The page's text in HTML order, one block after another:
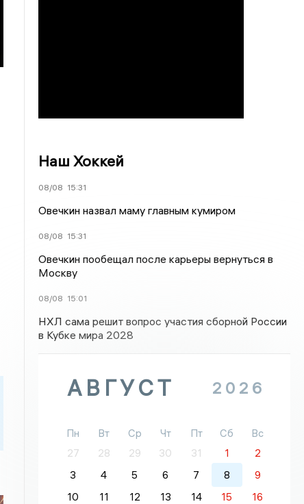
Наш Хоккей
08/08 15:31
Овечкин назвал маму главным кумиром
08/08 15:31
Овечкин пообещал после карьеры вернуться в
Москву
08/08 15:01
НХЛ сама решит вопрос участия сборной России
в Кубке мира 2028
АВГУСТ 2026
Пн Вт Ср Чт Пт Сб
Вс
27
28 29 30 31 1
2
3
4 5 6 7 8
9
10
11 12 13 14 15
16